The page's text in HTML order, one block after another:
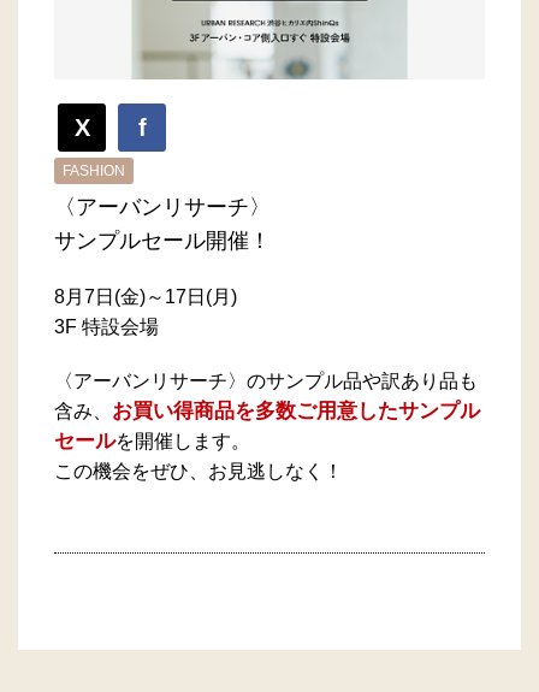
X f
FASHION
〈アーバンリサーチ〉
サンプルセール開催！
8月7日(金)～17日(月)
3F 特設会場
〈アーバンリサーチ〉のサンプル品や訳あり品も
含み、 お買い得商品を多数ご用意したサンプル
セールを開催します。
この機会をぜひ、お見逃しなく！